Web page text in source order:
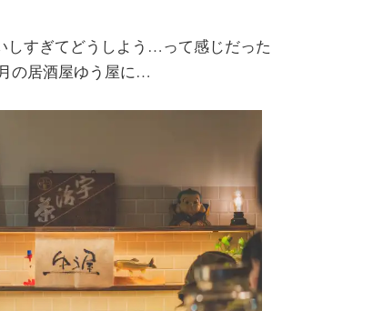
しすぎてどうしよう…って感じだった
の居酒屋ゆう屋に…